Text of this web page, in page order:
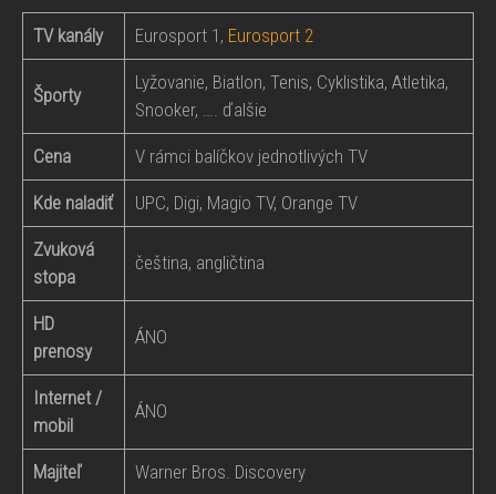
TV kanály Eurosport 1, Eurosport 2
Športy
Lyžovanie, Biatlon, Tenis, Cyklistika, Atletika,
Snooker, …. ďalšie
Cena V rámci balíčkov jednotlivých TV
Kde naladiť UPC, Digi, Magio TV, Orange TV
Zvuková
stopa
čeština, angličtina
HD
prenosy
ÁNO
Internet /
mobil
ÁNO
Majiteľ Warner Bros. Discovery